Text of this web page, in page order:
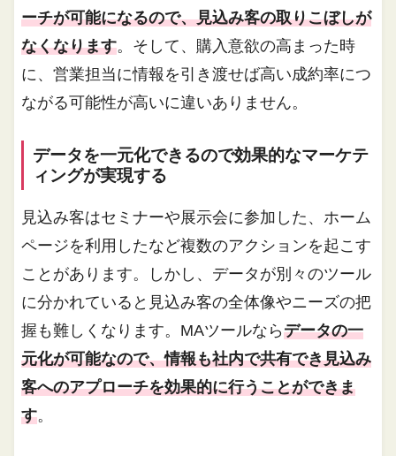
ーチが可能になるので、見込み客の取りこぼしが
なくなります。そして、購入意欲の高まった時
に、営業担当に情報を引き渡せば高い成約率につ
ながる可能性が高いに違いありません。
データを一元化できるので効果的なマーケテ
ィングが実現する
見込み客はセミナーや展示会に参加した、ホーム
ページを利用したなど複数のアクションを起こす
ことがあります。しかし、データが別々のツール
に分かれていると見込み客の全体像やニーズの把
握も難しくなります。MAツールならデータの一
元化が可能なので、情報も社内で共有でき見込み
客へのアプローチを効果的に行うことができま
す。